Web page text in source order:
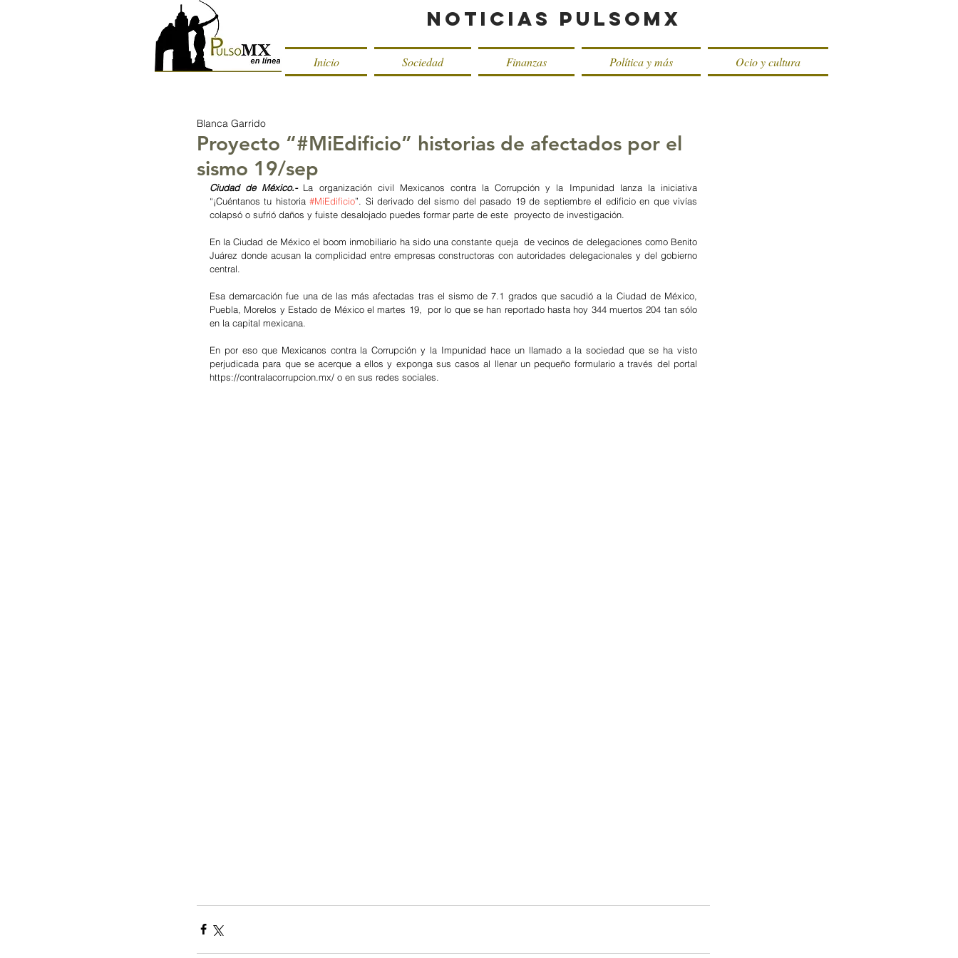
Noticias PulsoMX
Inicio Sociedad Finanzas Política y más Ocio y cultura
Proyecto “#MiEdificio” historias de afectados por el
sismo 19/sep
Blanca Garrido
Ciudad de México.- La organización civil Mexicanos contra la Corrupción y la Impunidad lanza la iniciativa
“¡Cuéntanos tu historia #MiEdificio”. Si derivado del sismo del pasado 19 de septiembre el edificio en que vivías
colapsó o sufrió daños y fuiste desalojado puedes formar parte de este  proyecto de investigación.
En la Ciudad de México el boom inmobiliario ha sido una constante queja  de vecinos de delegaciones como Benito
Juárez donde acusan la complicidad entre empresas constructoras con autoridades delegacionales y del gobierno
central.
Esa demarcación fue una de las más afectadas tras el sismo de 7.1 grados que sacudió a la Ciudad de México,
Puebla, Morelos y Estado de México el martes 19,  por lo que se han reportado hasta hoy 344 muertos 204 tan sólo
en la capital mexicana.
En por eso que Mexicanos contra la Corrupción y la Impunidad hace un llamado a la sociedad que se ha visto
perjudicada para que se acerque a ellos y exponga sus casos al llenar un pequeño formulario a través del portal
https://contralacorrupcion.mx/ o en sus redes sociales.